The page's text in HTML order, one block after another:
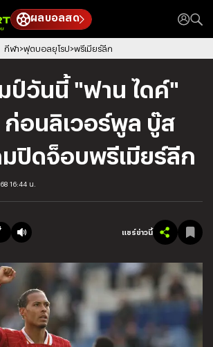
ผลบอลสด
กีฬา ฟุตบอลยุโรป พรีเมียร์ลีก
ป์วันนี้ "ฟาน ไดค์"
อนลิเวอร์พูล บู๊ส
มปิดจ็อบพรีเมียร์ลีก
16:44 น.
แชร์ข่าวนี้